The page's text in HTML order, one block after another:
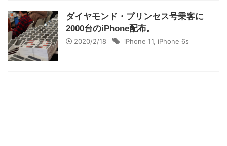
ダイヤモンド・プリンセス号乗客に
2000台のiPhone配布。
2020/2/18 iPhone 11 iPhone 6s